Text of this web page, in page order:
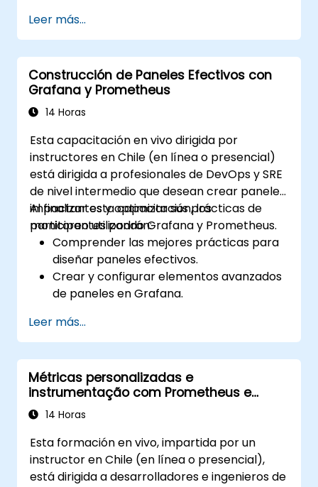
Interactuar con la API REST de
Elasticsearch para automatización e
integración.
Leer más...
Construcción de Paneles Efectivos con
Grafana y Prometheus
14 Horas
Esta capacitación en vivo dirigida por
instructores en Chile (en línea o presencial)
está dirigida a profesionales de DevOps y SRE
de nivel intermedio que desean crear paneles
impactantes y optimizar sus prácticas de
monitoreo utilizando Grafana y Prometheus.
Al finalizar esta capacitación, los
participantes podrán:
Comprender las mejores prácticas para
diseñar paneles efectivos.
Crear y configurar elementos avanzados
de paneles en Grafana.
para paneles dinámicos y reutilizables.
Implementar mecanismos de alertas
para mejorar la conciencia operativa.
Leer más...
Métricas personalizadas e
instrumentação com Prometheus e
Grafana
14 Horas
Esta formación en vivo, impartida por un
instructor en Chile (en línea o presencial),
está dirigida a desarrolladores e ingenieros de